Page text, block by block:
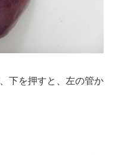
下を押すと、左の管か